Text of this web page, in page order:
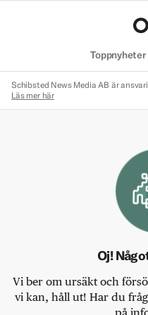
Toppnyheter
Schibsted News Media AB är
Läs mer här
Oj!
Vi ber om ursäkt och
vi kan, håll ut! Har du